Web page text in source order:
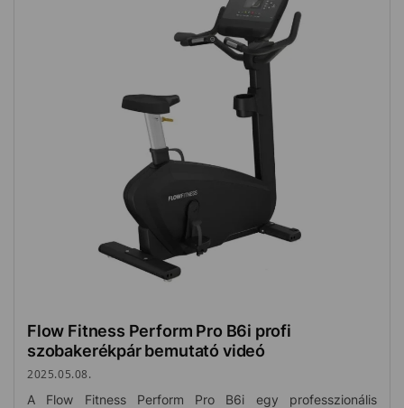
Flow Fitness Perform Pro B6i profi
szobakerékpár bemutató videó
2025.05.08.
A Flow Fitness Perform Pro B6i egy professzionális